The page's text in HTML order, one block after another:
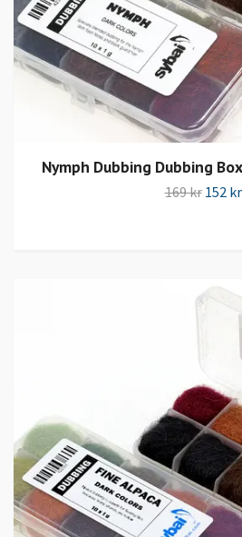
Nymph Dubbing Dubbing
169 kr 152 kr